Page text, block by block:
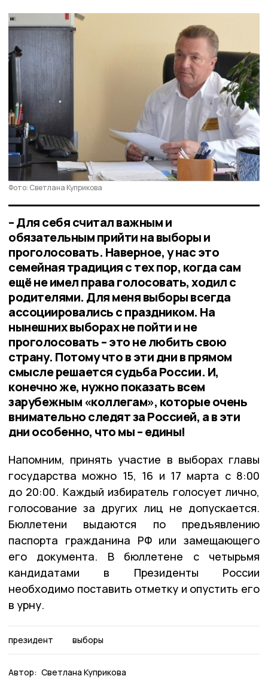
Фото: Светлана Куприкова
– Для себя считал важным и
обязательным прийти на выборы и
проголосовать. Наверное, у нас это
семейная традиция с тех пор, когда сам
ещё не имел права голосовать, ходил с
родителями. Для меня выборы всегда
ассоциировались с праздником. На
нынешних выборах не пойти и не
проголосовать – это не любить свою
страну. Потому что в эти дни в прямом
смысле решается судьба России. И,
конечно же, нужно показать всем
зарубежным «коллегам», которые очень
внимательно следят за Россией, а в эти
дни особенно, что мы – едины!
Напомним, принять участие в выборах главы
государства можно 15, 16 и 17 марта с 8:00
до 20:00. Каждый избиратель голосует лично,
голосование за других лиц не допускается.
Бюллетени выдаются по предъявлению
паспорта гражданина РФ или замещающего
его документа. В бюллетене с четырьмя
кандидатами в Президенты России
необходимо поставить отметку и опустить его
в урну.
президент выборы
Автор: Светлана Куприкова